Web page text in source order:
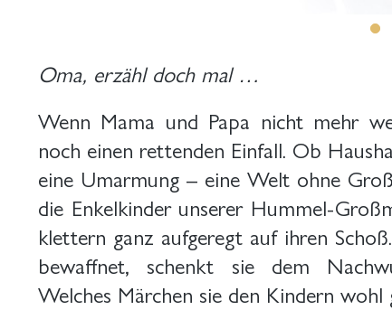
Oma, erzähl doch mal …
Wenn Mama und Papa nicht mehr
noch einen rettenden Einfall. Ob
eine Umarmung – eine Welt ohne
die Enkelkinder unserer Hummel-
klettern ganz aufgeregt auf ihren
bewaffnet, schenkt sie dem
Welches Märchen sie den Kindern wohl